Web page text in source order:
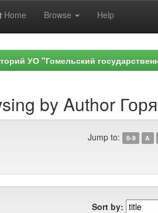
Home Browse Help
УО "Гомельский
by Author
Jump to: 0-9 A
Sort by: